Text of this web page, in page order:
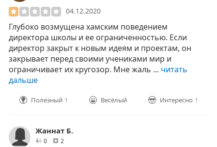
04.12.2020
Глубоко возмущена хамским поведением
директора школы и ее ограниченностью. Если
директор закрыт к новым идеям и проектам, он
закрывает перед своими учениками мир и
ограничивает их кругозор. Мне жаль ... читать
дальше
Полезный 1 Весёлый Интересно 1
Жаннат Б.
0друзей
2